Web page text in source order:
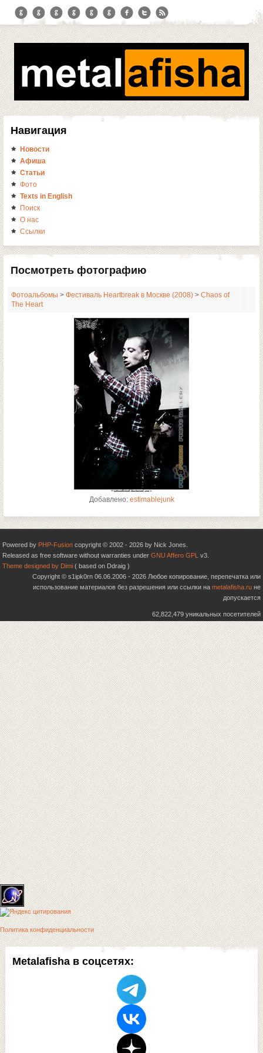
Metalafisha в соцсетях:
Навигация
Новости
Афиша
Статьи
Фото
Texts in English
Поиск
О нас
Ссылки
Посмотреть фотографию
Фотоальбомы > Фестиваль Heartbreak в Москве (2008) > Chaos of
The Heart
Добавлено: estimablejunk
Powered by PHP-Fusion copyright © 2002 - 2026 by Nick Jones.
Released as free software without warranties under GNU Affero GPL v3.
Theme designed by Dimi ( based on Ddraig )
Copyright © s1ipk0rn 06.06.2006 - 2026 Любое копирование, перепечатка или
использование материалов без разрешения или ссылки на metalafisha.ru не
допускается
62,822,479 уникальных посетителей
Политика конфиденциальности